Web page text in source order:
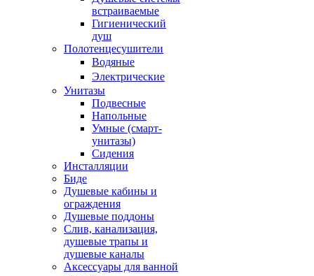
встраиваемые
Гигиенический
душ
Полотенцесушители
ㅤВодяные
ㅤЭлектрические
Унитазы
Подвесные
Напольные
Умные (смарт-
унитазы)
Сидения
Инсталляции
Биде
Душевые кабины и
ограждения
Душевые поддоны
Слив, канализация,
душевые трапы и
душевые каналы
Аксессуары для ванной